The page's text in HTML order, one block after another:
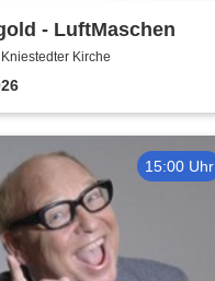
- LuftMaschen
Kirche
15:00 Uhr